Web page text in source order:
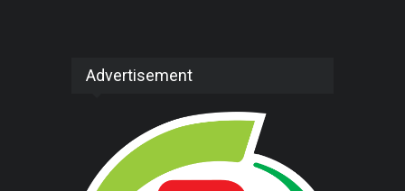
Advertisement